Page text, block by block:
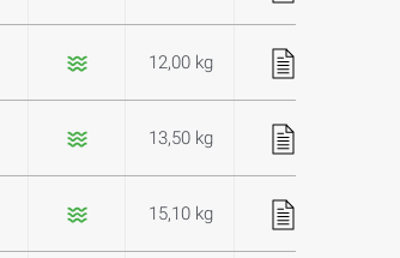
12,00 kg
13,50 kg
15,10 kg